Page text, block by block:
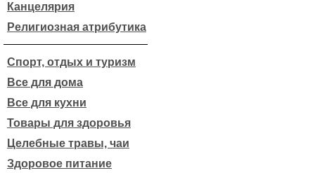
Канцелярия
Религиозная атрибутика
Спорт, отдых и туризм
Все для дома
Все для кухни
Товары для здоровья
Целебные травы, чаи
Здоровое питание